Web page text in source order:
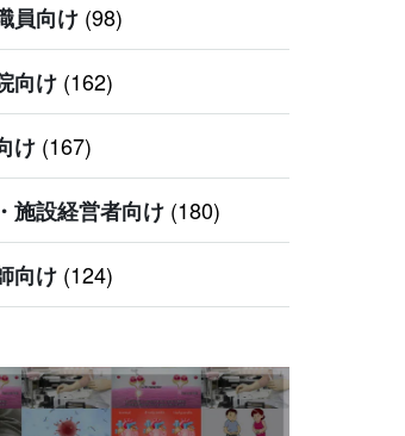
員向け (98)
向け (162)
け (167)
施設経営者向け (180)
向け (124)